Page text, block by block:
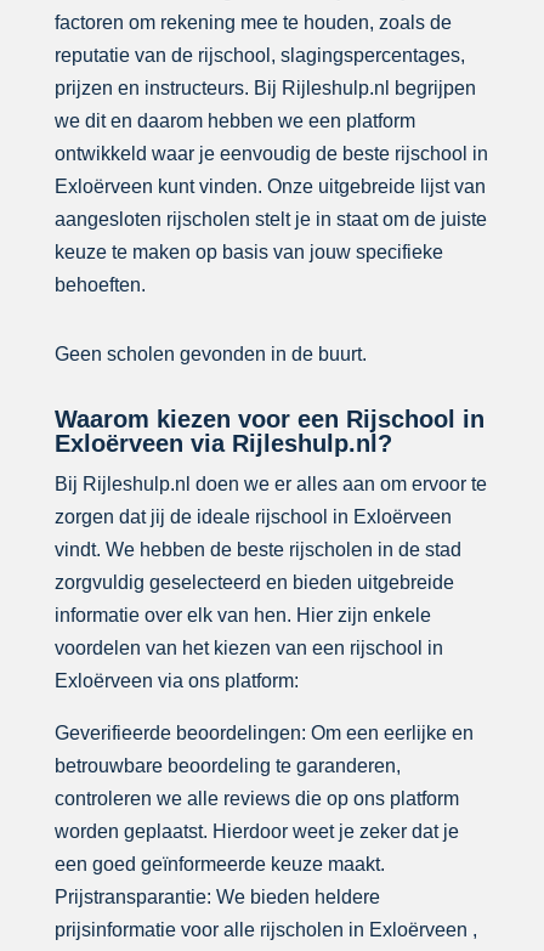
factoren om rekening mee te houden, zoals de
reputatie van de rijschool, slagingspercentages,
prijzen en instructeurs. Bij Rijleshulp.nl begrijpen
we dit en daarom hebben we een platform
ontwikkeld waar je eenvoudig de beste rijschool in
Exloërveen kunt vinden. Onze uitgebreide lijst van
aangesloten rijscholen stelt je in staat om de juiste
keuze te maken op basis van jouw specifieke
behoeften.
Geen scholen gevonden in de buurt.
Waarom kiezen voor een Rijschool in
Exloërveen via Rijleshulp.nl?
Bij Rijleshulp.nl doen we er alles aan om ervoor te
zorgen dat jij de ideale rijschool in Exloërveen
vindt. We hebben de beste rijscholen in de stad
zorgvuldig geselecteerd en bieden uitgebreide
informatie over elk van hen. Hier zijn enkele
voordelen van het kiezen van een rijschool in
Exloërveen via ons platform:
Geverifieerde beoordelingen: Om een eerlijke en
betrouwbare beoordeling te garanderen,
controleren we alle reviews die op ons platform
worden geplaatst. Hierdoor weet je zeker dat je
een goed geïnformeerde keuze maakt.
Prijstransparantie: We bieden heldere
prijsinformatie voor alle rijscholen in Exloërveen ,